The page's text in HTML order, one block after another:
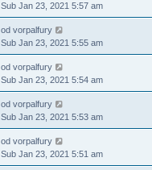
Sub Jan 23, 2021 5:57 am
od vorpalfury
Sub Jan 23, 2021 5:55 am
od vorpalfury
Sub Jan 23, 2021 5:54 am
od vorpalfury
Sub Jan 23, 2021 5:53 am
od vorpalfury
Sub Jan 23, 2021 5:51 am